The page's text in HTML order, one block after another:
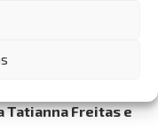
pontos do
Tatianna Freitas e